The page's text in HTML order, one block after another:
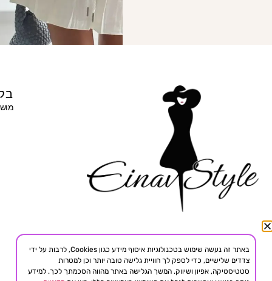
באתר זה נעשה שימוש בטכנולוגיות איסוף מידע כגון Cookies, לרבות על ידי
צדדים שלישיים, כדי לספק לך חוויית גלישה טובה יותר וכן למטרות
סטטיסטיקה, אפיון ושיווק. המשך הגלישה באתר מהווה הסכמתך לכך. למידע